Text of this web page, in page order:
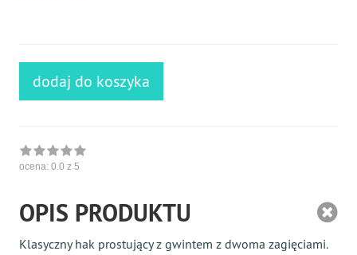
dodaj do koszyka
ocena: 0.0 z 5
OPIS PRODUKTU
Klasyczny hak prostujący z gwintem z dwoma zagięciami.